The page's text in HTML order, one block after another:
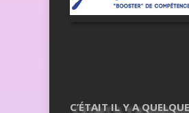
C’ÉTAIT IL Y A